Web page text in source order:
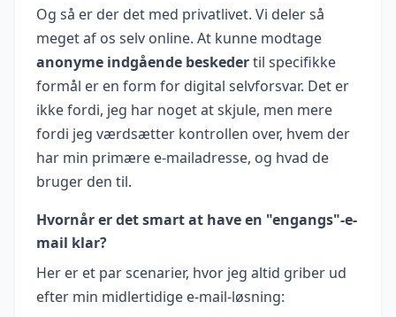
Og så er der det med privatlivet. Vi deler så
meget af os selv online. At kunne modtage
anonyme indgående beskedertil specifikke
formål er en form for digital selvforsvar. Det er
ikke fordi, jeg har noget at skjule, men mere
fordi jeg værdsætter kontrollen over, hvem der
har min primære e-mailadresse, og hvad de
bruger den til.
Hvornår er det smart at have en "engangs"-e-
mail klar?
Her er et par scenarier, hvor jeg altid griber ud
efter min midlertidige e-mail-løsning: